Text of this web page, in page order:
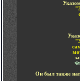
Он был также